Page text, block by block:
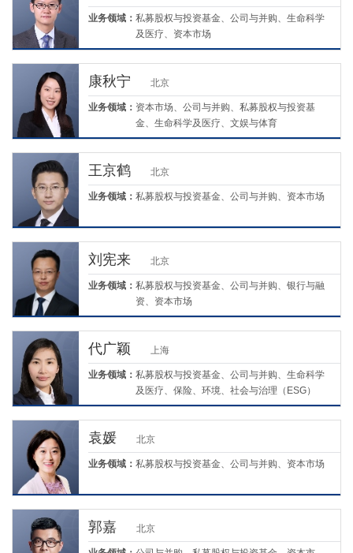
业务领域： 私募股权与投资基金、公司与并购、生命科学
及医疗、资本市场
康秋宁 北京
业务领域： 资本市场、公司与并购、私募股权与投资基
金、生命科学及医疗、文娱与体育
王京鹤 北京
业务领域： 私募股权与投资基金、公司与并购、资本市场
刘宪来 北京
业务领域： 私募股权与投资基金、公司与并购、银行与融
资、资本市场
代广颖 上海
业务领域： 私募股权与投资基金、公司与并购、生命科学
及医疗、保险、环境、社会与治理（ESG）
袁媛 北京
业务领域： 私募股权与投资基金、公司与并购、资本市场
郭嘉 北京